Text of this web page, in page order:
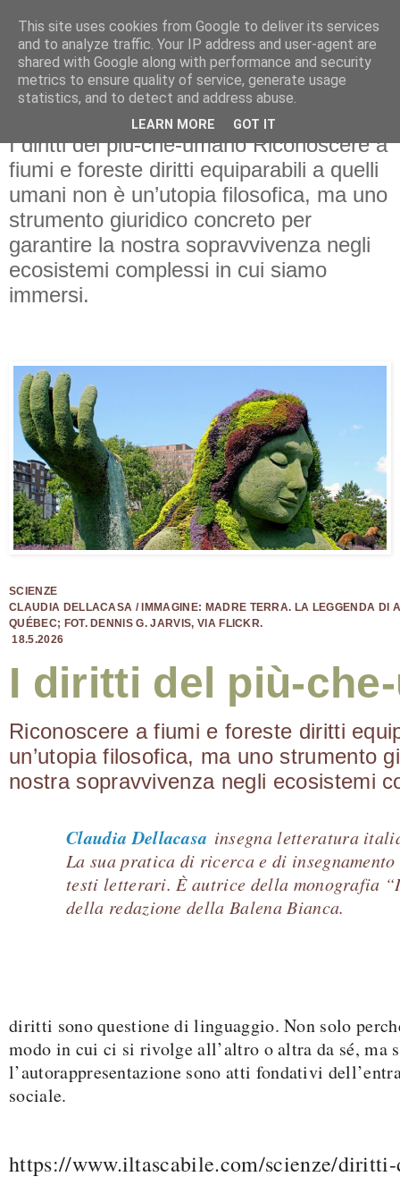
Τετάρτη 20 Μαΐου 2026
I diritti del più-che-umano Riconoscere a
fiumi e foreste diritti equiparabili a quelli
umani non è un’utopia filosofica, ma uno
strumento giuridico concreto per
garantire la nostra sopravvivenza negli
ecosistemi complessi in cui siamo
immersi.
SCIENZE
CLAUDIA DELLACASA / IMMAGINE: MADRE TERRA. LA LEGGENDA DI
QUÉBEC; FOT. DENNIS G. JARVIS, VIA FLICKR.
18.5.2026
I diritti del più-
Riconoscere a fiumi e foreste diritti
un’utopia filosofica, ma uno strumento
nostra sopravvivenza negli ecosistemi
Claudia Dellacasa insegna letteratura
La sua pratica di ricerca e di
testi letterari. È autrice della monografia
della redazione della Balena Bianca.
diritti sono questione di linguaggio. Non solo
modo in cui ci si rivolge all’altro o altra da sé, ma
l’autorappresentazione sono atti fondativi
sociale.
https://www.iltascabile.com/scienze/
This site uses cookies from Google to deliver its services
and to analyze traffic. Your IP address and user-agent are
shared with Google along with performance and security
metrics to ensure quality of service, generate usage
statistics, and to detect and address abuse.
LEARN MORE GOT IT